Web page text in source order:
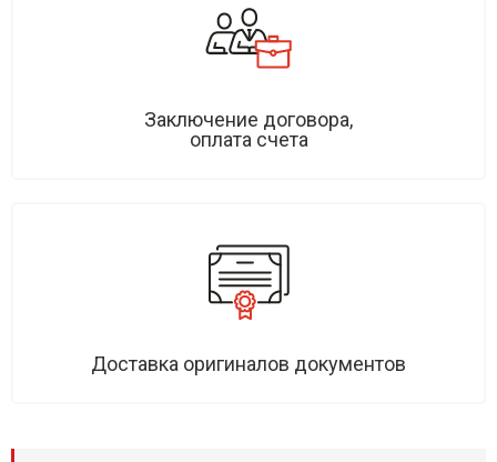
Заключение договора,
оплата счета
Доставка оригиналов документов